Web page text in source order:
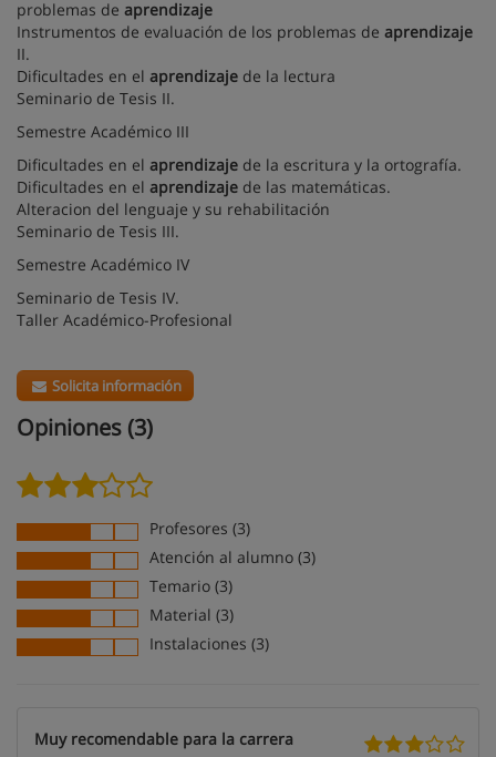
problemas de aprendizaje
Instrumentos de evaluación de los problemas de aprendizaje
II.
Dificultades en el aprendizaje de la lectura
Seminario de Tesis II.
Semestre Académico III
Dificultades en el aprendizaje de la escritura y la ortografía.
Dificultades en el aprendizaje de las matemáticas.
Alteracion del lenguaje y su rehabilitación
Seminario de Tesis III.
Semestre Académico IV
Seminario de Tesis IV.
Taller Académico-Profesional
Solicita información
Opiniones (3)
Profesores (3)
Atención al alumno (3)
Temario (3)
Material (3)
Instalaciones (3)
Muy recomendable para la carrera